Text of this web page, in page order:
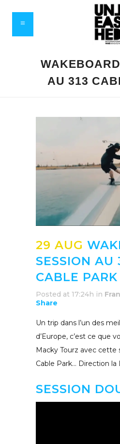
AU 313
29 AUG
SESSION AU
CABLE PARK
Posted at 17:24h in
Share
Un trip dans l’un des
d’Europe, c’est ce que
Macky Tourz avec cette
Cable Park… Direction la
SESSION